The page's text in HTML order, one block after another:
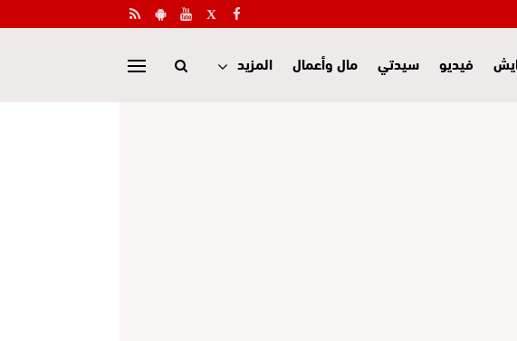
فيديو سيدتي مال وأعمال المزيد